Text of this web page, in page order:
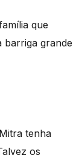
que
barriga grande
tenha
os